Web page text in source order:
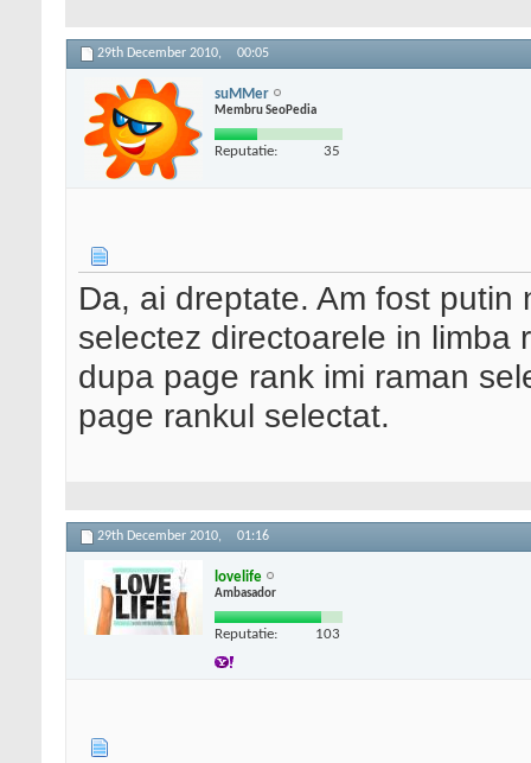
29th December 2010, 00:05
suMMer
Membru SeoPedia
Reputatie: 35
Da, ai dreptate. Am fost
selectez directoarele in limba
dupa page rank imi raman
page rankul selectat.
29th December 2010, 01:16
lovelife
Ambasador
Reputatie: 103